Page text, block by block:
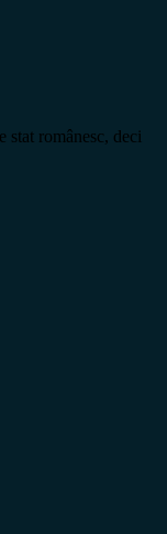
românesc, deci